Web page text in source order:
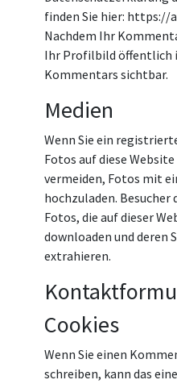
finden Sie hier:
Nachdem Ihr
Ihr Profilbild öffentlich
Kommentars sichtbar.
Medien
Wenn Sie ein
Fotos auf diese
vermeiden, Fotos mit
hochzuladen.
Fotos, die auf dieser
downloaden und
extrahieren.
Cookies
Wenn Sie einen
schreiben, kann das